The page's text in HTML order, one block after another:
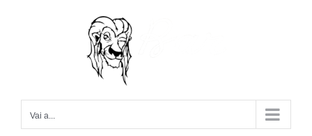
Vai a...